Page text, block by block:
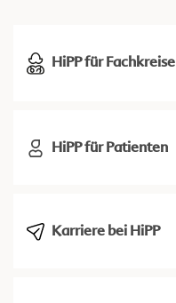
HiPP für Fachkreise
HiPP für Patienten
Karriere bei HiPP